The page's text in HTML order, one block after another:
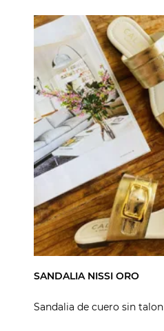
SANDALIA NISSI ORO
Sandalia de cuero sin talon